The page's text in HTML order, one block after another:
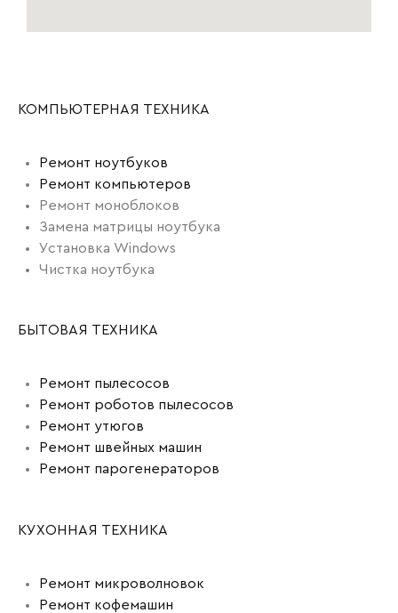
КОМПЬЮТЕРНАЯ ТЕХНИКА
Ремонт ноутбуков
Ремонт компьютеров
Ремонт моноблоков
Замена матрицы ноутбука
Установка Windows
Чистка ноутбука
БЫТОВАЯ ТЕХНИКА
Ремонт пылесосов
Ремонт роботов пылесосов
Ремонт утюгов
Ремонт швейных машин
Ремонт парогенераторов
КУХОННАЯ ТЕХНИКА
Ремонт микроволновок
Ремонт кофемашин